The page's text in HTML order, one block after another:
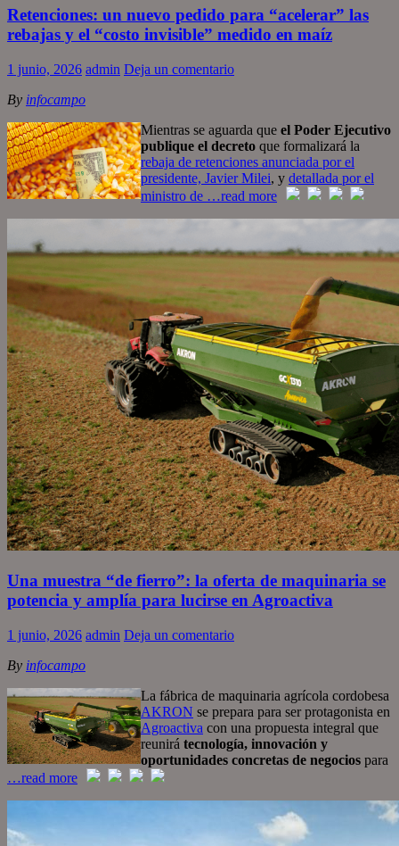
Retenciones: un nuevo pedido para “acelerar” las
rebajas y el “costo invisible” medido en maíz
1 junio, 2026 admin Deja un comentario
By infocampo
Mientras se aguarda que el Poder Ejecutivo
publique el decreto que formalizará la
rebaja de retenciones anunciada por el
presidente, Javier Milei, y detallada por el
ministro de …read more
Una muestra “de fierro”: la oferta de maquinaria se
potencia y amplía para lucirse en Agroactiva
1 junio, 2026 admin Deja un comentario
By infocampo
La fábrica de maquinaria agrícola cordobesa
AKRON se prepara para ser protagonista en
Agroactiva con una propuesta integral que
reunirá tecnología, innovación y
oportunidades concretas de negocios para
…read more